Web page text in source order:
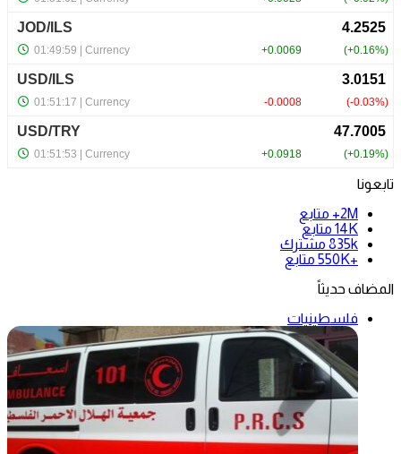
تابعونا
2M+
متابع
14K متابع
835k مشترك
+550K
متابع
المضاف حديثاً
فلسطينيات